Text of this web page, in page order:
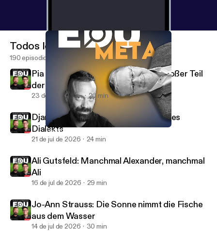
Fortschritt – Was tun wir hier eigentlich?
EduCouch - Der Bildungspodcast
Todos los episodios
190 episodios
Pia Kleber: Körpersprache ist ein großer Teil
der Sprache
23 de jul de 2026 26 min
Django Asül: Heimat ist eine Frage des
Dialekts
21 de jul de 2026 24 min
Ali Gutsfeld: Manchmal Alexander, manchmal
Ali
16 de jul de 2026 29 min
Jo-Ann Strauss: Die Sonne nimmt die Fische
aus dem Wasser
14 de jul de 2026 30 min